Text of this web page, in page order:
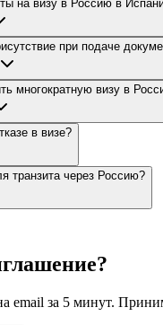
на визу в Россию в
при подаче
многократную визу в
в визе?
транзита через Россию?
email за 5 минут.